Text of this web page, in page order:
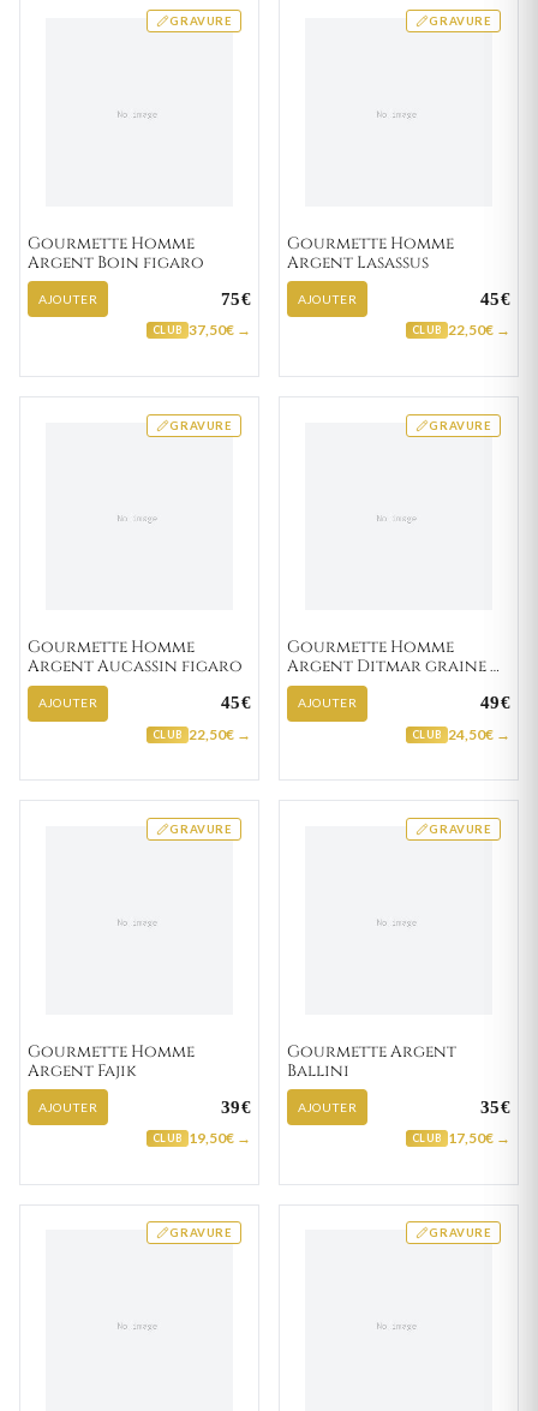
GRAVURE
Gourmette Homme
Argent Boin figaro
AJOUTER 75€
CLUB 37,50€ →
GRAVURE
Gourmette Homme
Argent Lasassus
AJOUTER 45€
CLUB 22,50€ →
GRAVURE
Gourmette Homme
Argent Aucassin figaro
AJOUTER 45€
CLUB 22,50€ →
GRAVURE
Gourmette Homme
Argent Ditmar graine de
café
AJOUTER 49€
CLUB 24,50€ →
GRAVURE
Gourmette Homme
Argent Fajik
AJOUTER 39€
CLUB 19,50€ →
GRAVURE
Gourmette Argent
Ballini
AJOUTER 35€
CLUB 17,50€ →
GRAVURE GRAVURE